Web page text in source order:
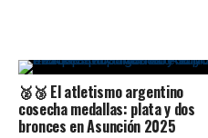
🥈🥉 El atletismo argentino
cosecha medallas: plata y dos
bronces en Asunción 2025